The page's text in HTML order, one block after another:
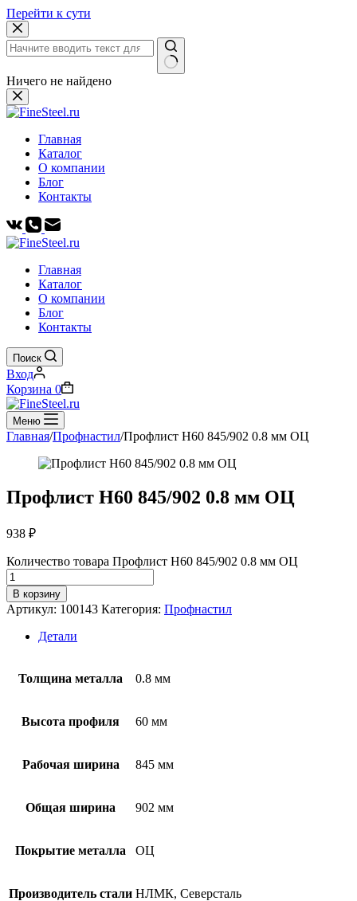
Перейти к сути
Ничего не найдено
Главная
Каталог
О компании
Блог
Контакты
Главная
Каталог
О компании
Блог
Контакты
Поиск
Вход
Корзина 0
Меню
Главная/Профнастил/Профлист Н60 845/902 0.8 мм ОЦ
Профлист Н60 845/902 0.8 мм ОЦ
938 ₽
Количество товара Профлист Н60 845/902 0.8 мм ОЦ
В корзину
Артикул: 100143 Категория: Профнастил
Детали
Толщина металла 0.8 мм
Высота профиля 60 мм
Рабочая ширина 845 мм
Общая ширина 902 мм
Покрытие металла ОЦ
Производитель стали НЛМК, Северсталь